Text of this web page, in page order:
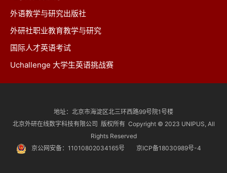
外语教学与研究出版社
外研社职业教育教学与研究
国际人才英语考试
Uchallenge 大学生英语挑战赛
地址：北京市海淀区北三环西路99号院1号楼
北京外研在线数字科技有限公司 版权所有 Copyright © 2023 UNIPUS, All
Rights Reserved
京公网安备： 11010802034165号 京ICP备18030989号-4